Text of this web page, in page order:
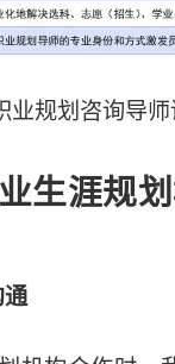
业规划咨询导师
生涯规